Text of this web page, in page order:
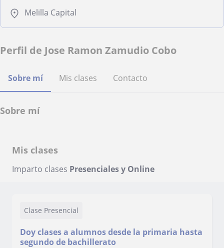
Melilla Capital
Perfil de Jose Ramon Zamudio Cobo
Sobre mí Mis clases Contacto
Sobre mí
Mis clases
Imparto clases Presenciales y Online
Clase Presencial
Doy clases a alumnos desde la primaria hasta
segundo de bachillerato